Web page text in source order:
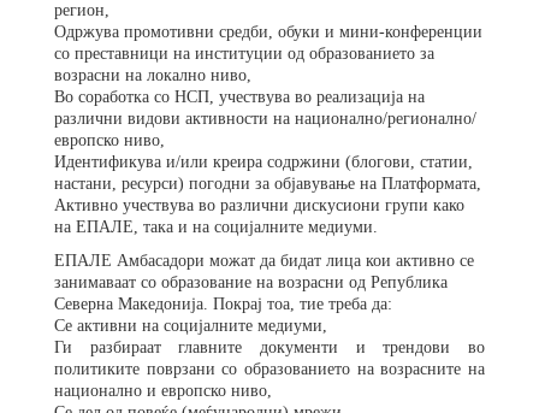
регион,
Одржува промотивни средби, обуки и мини-конференции
со преставници на институции од образованието за
возрасни на локално ниво,
Во соработка со НСП, учествува во реализација на
различни видови активности на национално/регионално/
европско ниво,
Идентификува и/или креира содржини (блогови, статии,
настани, ресурси) погодни за објавување на Платформата,
Активно учествува во различни дискусиони групи како
на ЕПАЛЕ, така и на социјалните медиуми.
ЕПАЛЕ Амбасадори можат да бидат лица кои активно се
занимаваат со образование на возрасни од Република
Северна Македонија. Покрај тоа, тие треба да:
Се активни на социјалните медиуми,
Ги разбираат главните документи и трендови во
политиките поврзани со образованието на возрасните на
национално и европско ниво,